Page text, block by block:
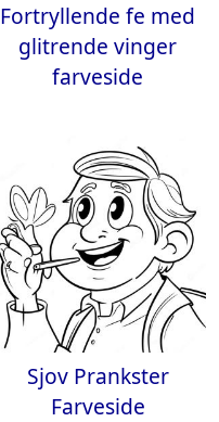
Fortryllende fe med
glitrende vinger
farveside
Sjov Prankster
Farveside